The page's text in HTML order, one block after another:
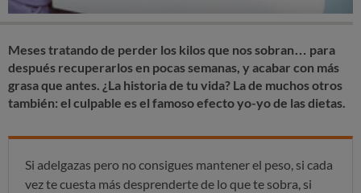
Meses tratando de perder los kilos que nos sobran… para
después recuperarlos en pocas semanas, y acabar con más
grasa que antes. ¿La historia de tu vida? La de muchos otros
también: el culpable es el famoso efecto yo-yo de las dietas.
Si adelgazas pero no consigues mantener el peso, si cada
vez te cuesta más desprenderte de lo que te sobra, si